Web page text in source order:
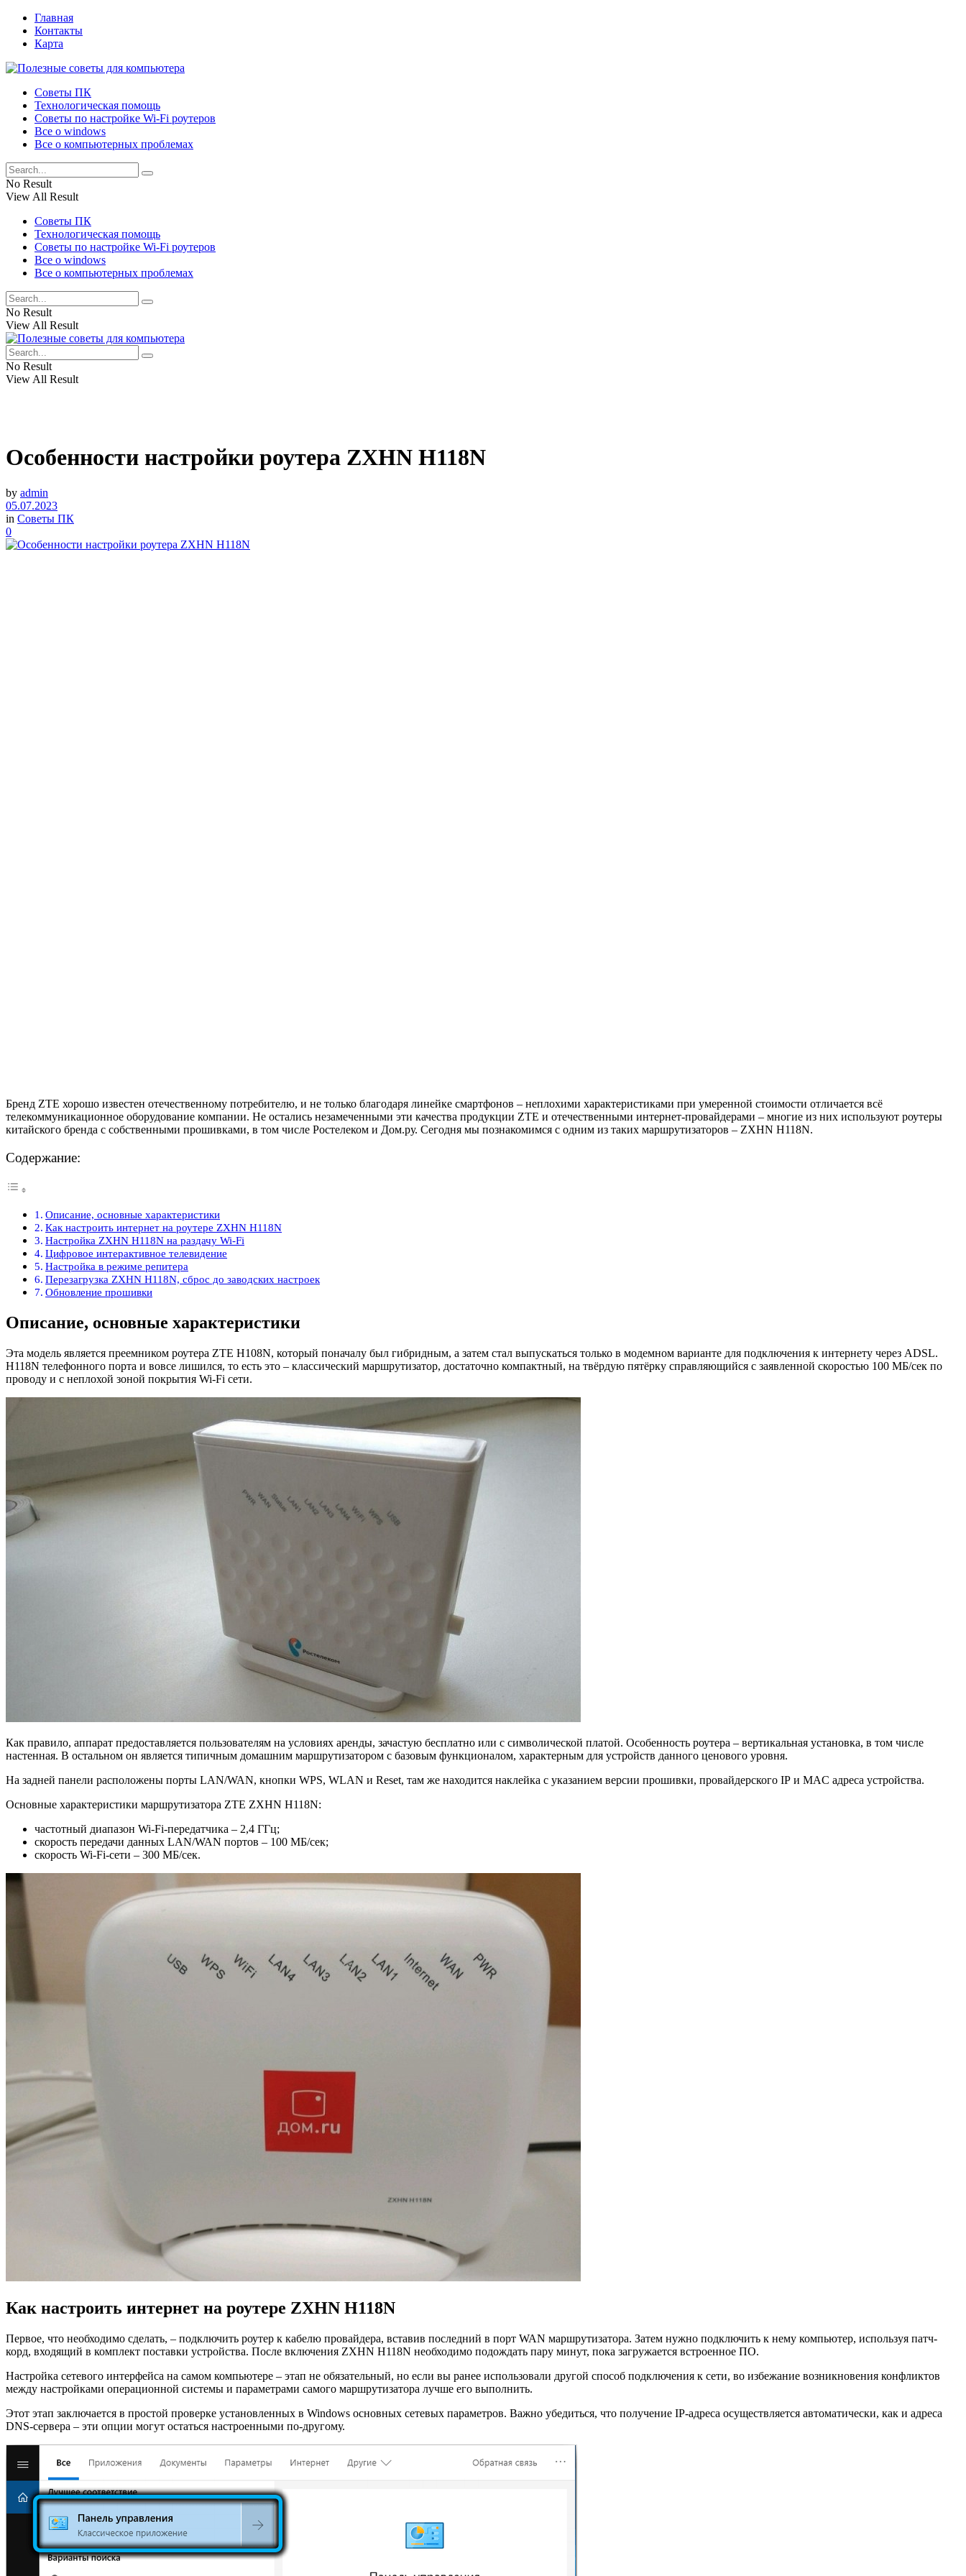
Главная
Контакты
Карта
Советы ПК
Технологическая помощь
Советы по настройке Wi-Fi роутеров
Все о windows
Все о компьютерных проблемах
No Result
View All Result
Советы ПК
Технологическая помощь
Советы по настройке Wi-Fi роутеров
Все о windows
Все о компьютерных проблемах
No Result
View All Result
No Result
View All Result
Особенности настройки роутера ZXHN H118N
by admin
05.07.2023
in Советы ПК
0
Бренд ZTE хорошо известен отечественному потребителю, и не только благодаря линейке смартфонов – неплохими характеристиками при умеренной стоимости отличается всё
телекоммуникационное оборудование компании. Не остались незамеченными эти качества продукции ZTE и отечественными интернет-провайдерами – многие из них используют роутеры
китайского бренда с собственными прошивками, в том числе Ростелеком и Дом.ру. Сегодня мы познакомимся с одним из таких маршрутизаторов – ZXHN H118N.
Содержание:
Описание, основные характеристики
Как настроить интернет на роутере ZXHN H118N
Настройка ZXHN H118N на раздачу Wi-Fi
Цифровое интерактивное телевидение
Настройка в режиме репитера
Перезагрузка ZXHN H118N, сброс до заводских настроек
Обновление прошивки
Описание, основные характеристики
Эта модель является преемником роутера ZTE H108N, который поначалу был гибридным, а затем стал выпускаться только в модемном варианте для подключения к интернету через ADSL.
H118N телефонного порта и вовсе лишился, то есть это – классический маршрутизатор, достаточно компактный, на твёрдую пятёрку справляющийся с заявленной скоростью 100 МБ/сек по
проводу и с неплохой зоной покрытия Wi-Fi сети.
Как правило, аппарат предоставляется пользователям на условиях аренды, зачастую бесплатно или с символической платой. Особенность роутера – вертикальная установка, в том числе
настенная. В остальном он является типичным домашним маршрутизатором с базовым функционалом, характерным для устройств данного ценового уровня.
На задней панели расположены порты LAN/WAN, кнопки WPS, WLAN и Reset, там же находится наклейка с указанием версии прошивки, провайдерского IP и MAC адреса устройства.
Основные характеристики маршрутизатора ZTE ZXHN H118N:
частотный диапазон Wi-Fi-передатчика – 2,4 ГГц;
скорость передачи данных LAN/WAN портов – 100 МБ/сек;
скорость Wi-Fi-сети – 300 МБ/сек.
Как настроить интернет на роутере ZXHN H118N
Первое, что необходимо сделать, – подключить роутер к кабелю провайдера, вставив последний в порт WAN маршрутизатора. Затем нужно подключить к нему компьютер, используя патч-
корд, входящий в комплект поставки устройства. После включения ZXHN H118N необходимо подождать пару минут, пока загружается встроенное ПО.
Настройка сетевого интерфейса на самом компьютере – этап не обязательный, но если вы ранее использовали другой способ подключения к сети, во избежание возникновения конфликтов
между настройками операционной системы и параметрами самого маршрутизатора лучше его выполнить.
Этот этап заключается в простой проверке установленных в Windows основных сетевых параметров. Важно убедиться, что получение IP-адреса осуществляется автоматически, как и адреса
DNS-сервера – эти опции могут остаться настроенными по-другому.